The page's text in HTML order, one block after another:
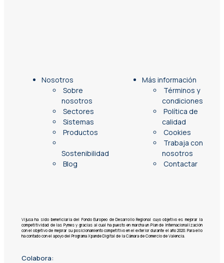
Nosotros
Sobre
nosotros
Sectores
Sistemas
Productos
Sostenibilidad
Blog
Más información
Términos y
condiciones
Política de
calidad
Cookies
Trabaja con
nosotros
Contactar
Vijusa ha sido beneficiaria del Fondo Europeo de Desarrollo Regional cuyo objetivo es mejorar la
competitividad de las Pymes y gracias al cual ha puesto en marcha un Plan de Internacionalización
con el objetivo de mejorar su posicionamiento competitivo en el exterior durante el año 2020. Para ello
ha contado con el apoyo del Programa Xpande Digital de la Cámara de Comercio de Valencia.
Colabora: